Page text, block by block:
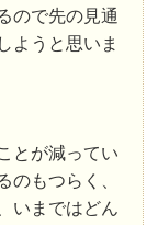
ので先の見通
ようと思いま
とが減ってい
のもつらく、
いまではどん